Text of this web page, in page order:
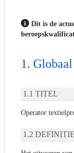
Dit is de
Globaal
TITEL
Operator
DEFINITIE